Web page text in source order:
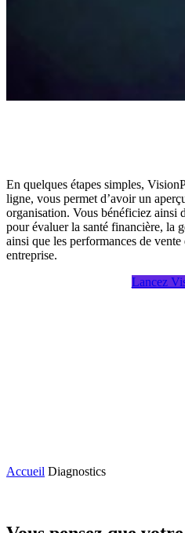
En quelques étapes simples,
ligne, vous permet d’avoir un
organisation. Vous bénéficiez ainsi
pour évaluer la santé financière, la
ainsi que les performances de
entreprise.
Lancez
Accueil Diagnostics